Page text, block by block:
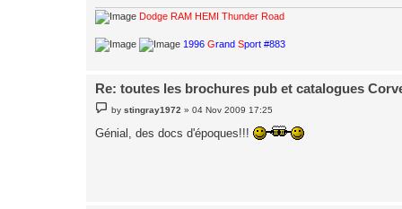
Dodge RAM HEMI Thunder Road
1996 Grand Sport #883
Re: toutes les brochures pub et catalogues
P
o
s
t
bystingray1972 »04 Nov 2009 17:25
Génial, des docs d'époques!!!